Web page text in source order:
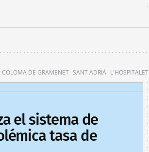
COLOMA DE GRAMENET SANT ADRIÀ L'HOSPITALET
el sistema de
tasa de